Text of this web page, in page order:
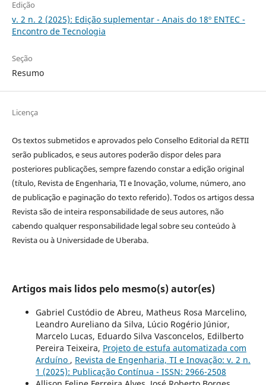
Edição
v. 2 n. 2 (2025): Edição suplementar - Anais do 18º ENTEC -
Encontro de Tecnologia
Seção
Resumo
Licença
Os textos submetidos e aprovados pelo Conselho Editorial da RETII
serão publicados, e seus autores poderão dispor deles para
posteriores publicações, sempre fazendo constar a edição original
(título, Revista de Engenharia, TI e Inovação, volume, número, ano
de publicação e paginação do texto referido). Todos os artigos dessa
Revista são de inteira responsabilidade de seus autores, não
cabendo qualquer responsabilidade legal sobre seu conteúdo à
Revista ou à Universidade de Uberaba.
Artigos mais lidos pelo mesmo(s) autor(es)
Gabriel Custódio de Abreu, Matheus Rosa Marcelino,
Leandro Aureliano da Silva, Lúcio Rogério Júnior,
Marcelo Lucas, Eduardo Silva Vasconcelos, Edilberto
Pereira Teixeira, Projeto de estufa automatizada com
Arduíno , Revista de Engenharia, TI e Inovação: v. 2 n.
1 (2025): Publicação Contínua - ISSN: 2966-2508